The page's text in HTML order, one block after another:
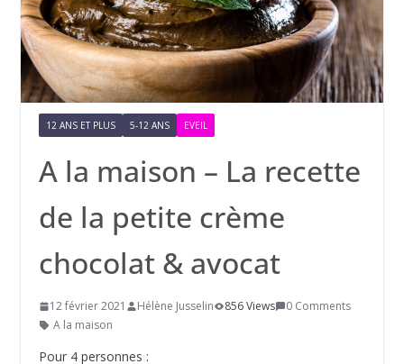
12 ANS ET PLUS 5-12 ANS EVEIL
A la maison – La recette
de la petite crème
chocolat & avocat
12 février 2021 Hélène Jusselin 856 Views
0 Comments
A la maison
Pour 4 personnes :